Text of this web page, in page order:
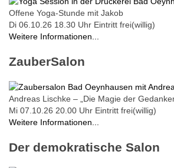
Offene Yoga-Stunde mit Jakob
Di 06.10.26 18.30 Uhr Eintritt frei(willig)
Weitere Informationen...
ZauberSalon
Andreas Lischke – „Die Magie der
Mi 07.10.26 20.00 Uhr Eintritt frei(willig)
Weitere Informationen...
Der demokratische Salon